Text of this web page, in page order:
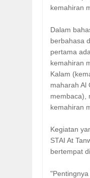
kemahiran
Dalam
berbahasa
pertama
kemahiran
Kalam
maharah Al
membaca),
kemahiran
Kegiatan
STAI At
bertempat